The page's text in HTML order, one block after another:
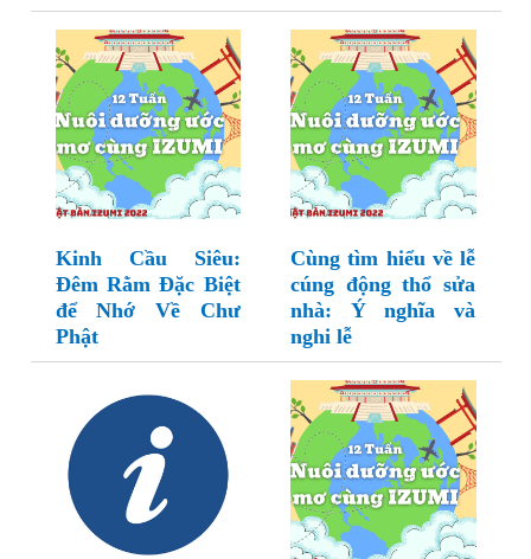
Kinh Cầu Siêu:
Đêm Rằm Đặc Biệt
để Nhớ Về Chư
Phật
Cùng tìm hiểu về lễ
cúng động thổ sửa
nhà: Ý nghĩa và
nghi lễ